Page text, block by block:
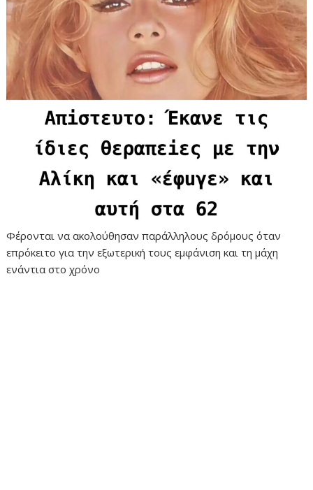
Φέρονται να ακολούθησαν παράλληλους δρόμους όταν
επρόκειτο για την εξωτερική τους εμφάνιση και τη μάχη
ενάντια στο χρόνο